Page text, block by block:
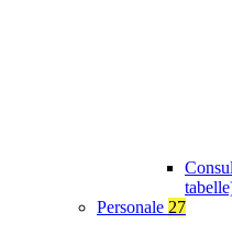
Personale 27